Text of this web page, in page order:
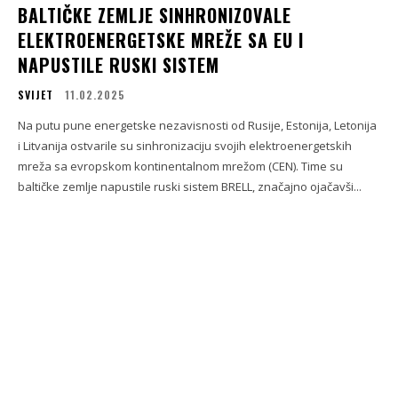
BALTIČKE ZEMLJE SINHRONIZOVALE
ELEKTROENERGETSKE MREŽE SA EU I
NAPUSTILE RUSKI SISTEM
SVIJET 11.02.2025
Na putu pune energetske nezavisnosti od Rusije, Estonija, Letonija
i Litvanija ostvarile su sinhronizaciju svojih elektroenergetskih
mreža sa evropskom kontinentalnom mrežom (CEN). Time su
baltičke zemlje napustile ruski sistem BRELL, značajno ojačavši...